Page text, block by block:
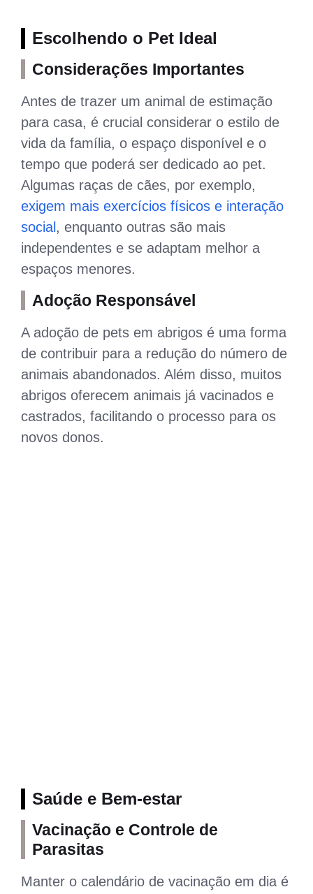
Escolhendo o Pet Ideal
Considerações Importantes
Antes de trazer um animal de estimação
para casa, é crucial considerar o estilo de
vida da família, o espaço disponível e o
tempo que poderá ser dedicado ao pet.
Algumas raças de cães, por exemplo,
exigem mais exercícios físicos e interação
social, enquanto outras são mais
independentes e se adaptam melhor a
espaços menores.
Adoção Responsável
A adoção de pets em abrigos é uma forma
de contribuir para a redução do número de
animais abandonados. Além disso, muitos
abrigos oferecem animais já vacinados e
castrados, facilitando o processo para os
novos donos.
Saúde e Bem-estar
Vacinação e Controle de
Parasitas
Manter o calendário de vacinação em dia é